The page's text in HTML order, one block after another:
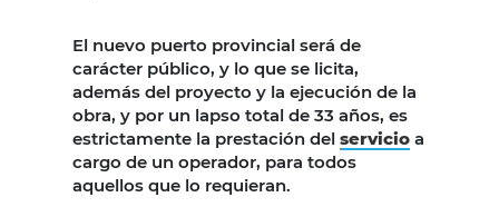
El nuevo puerto provincial será de
carácter público, y lo que se licita,
además del proyecto y la ejecución de la
obra, y por un lapso total de 33 años, es
estrictamente la prestación del servicio a
cargo de un operador, para todos
aquellos que lo requieran.